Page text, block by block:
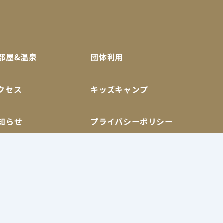
屋&温泉
セス
らせ
団体利用
キッズキャンプ
プライバシーポリシー